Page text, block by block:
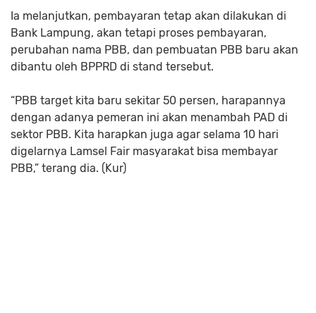
Ia melanjutkan, pembayaran tetap akan dilakukan di
Bank Lampung, akan tetapi proses pembayaran,
perubahan nama PBB, dan pembuatan PBB baru akan
dibantu oleh BPPRD di stand tersebut.
“PBB target kita baru sekitar 50 persen, harapannya
dengan adanya pemeran ini akan menambah PAD di
sektor PBB. Kita harapkan juga agar selama 10 hari
digelarnya Lamsel Fair masyarakat bisa membayar
PBB,” terang dia. (Kur)